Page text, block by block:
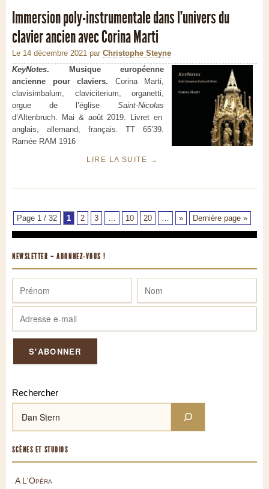
Immersion poly-instrumentale dans l’univers du
clavier ancien avec Corina Marti
Le 14 décembre 2021 par Christophe Steyne
KeyNotes. Musique européenne
ancienne pour claviers. Corina Marti,
clavisimbalum, claviciterium, organetti,
orgue de l’église Saint-Nicolas
d’Altenbruch. Mai & août 2019. Livret en
anglais, allemand, français. TT 65’39.
Ramée RAM 1916
LIRE LA SUITE →
Page 1 / 32 1 2 3 … 10 20 … » Dernière page »
NEWSLETTER – ABONNEZ-VOUS !
Rechercher
SCÈNES ET STUDIOS
A L'Opéra